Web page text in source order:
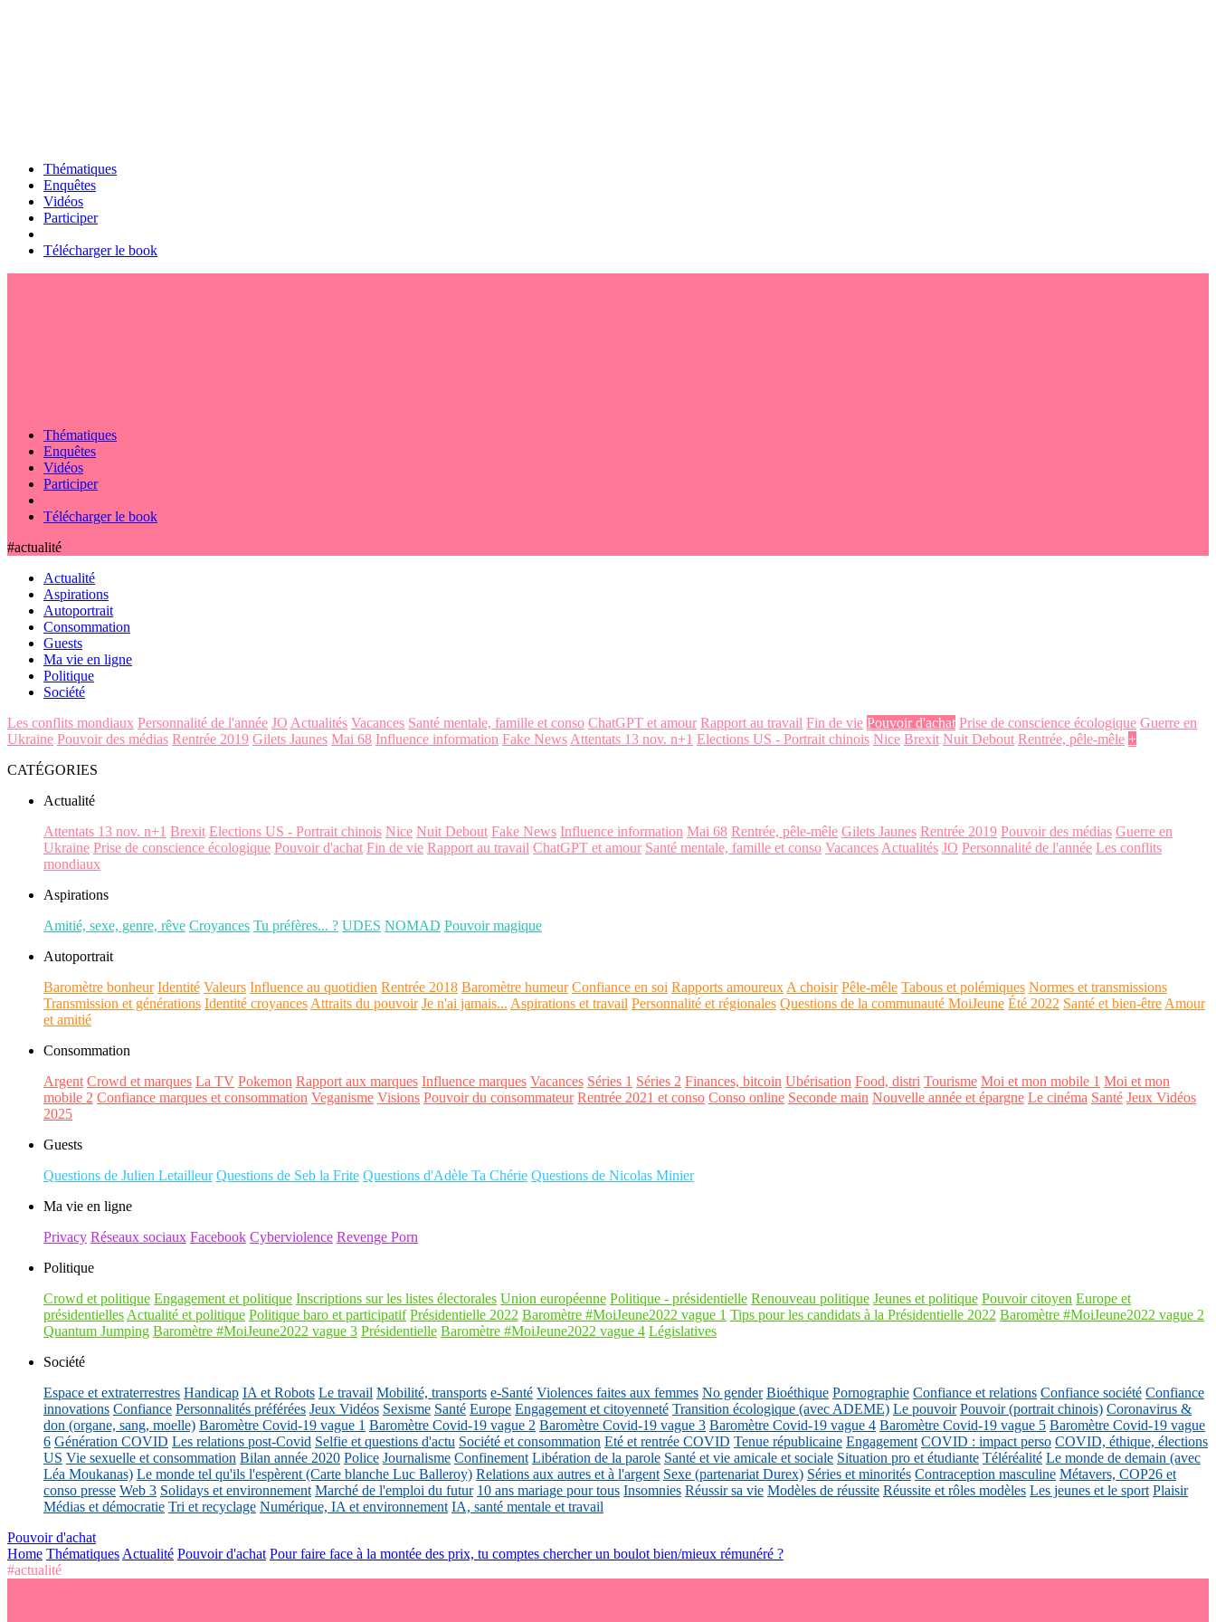
Thématiques
Enquêtes
Vidéos
Participer
Télécharger le book
Thématiques
Enquêtes
Vidéos
Participer
Télécharger le book
#actualité
Actualité
Aspirations
Autoportrait
Consommation
Guests
Ma vie en ligne
Politique
Société
Les conflits mondiaux Personnalité de l'année JO Actualités Vacances Santé mentale, famille et conso ChatGPT et amour Rapport au travail Fin de vie Pouvoir d'achat Prise de conscience écologique Guerre en
Ukraine Pouvoir des médias Rentrée 2019 Gilets Jaunes Mai 68 Influence information Fake News Attentats 13 nov. n+1 Elections US - Portrait chinois Nice Brexit Nuit Debout Rentrée, pêle-mêle +
CATÉGORIES
Actualité
Attentats 13 nov. n+1 Brexit Elections US - Portrait chinois Nice Nuit Debout Fake News Influence information Mai 68 Rentrée, pêle-mêle Gilets Jaunes Rentrée 2019 Pouvoir des médias Guerre en
Ukraine Prise de conscience écologique Pouvoir d'achat Fin de vie Rapport au travail ChatGPT et amour Santé mentale, famille et conso Vacances Actualités JO Personnalité de l'année Les conflits
mondiaux
Aspirations
Amitié, sexe, genre, rêve Croyances Tu préfères... ? UDES NOMAD Pouvoir magique
Autoportrait
Baromètre bonheur Identité Valeurs Influence au quotidien Rentrée 2018 Baromètre humeur Confiance en soi Rapports amoureux A choisir Pêle-mêle Tabous et polémiques Normes et transmissions
Transmission et générations Identité croyances Attraits du pouvoir Je n'ai jamais... Aspirations et travail Personnalité et régionales Questions de la communauté MoiJeune Été 2022 Santé et bien-être Amour
et amitié
Consommation
Argent Crowd et marques La TV Pokemon Rapport aux marques Influence marques Vacances Séries 1 Séries 2 Finances, bitcoin Ubérisation Food, distri Tourisme Moi et mon mobile 1 Moi et mon
mobile 2 Confiance marques et consommation Veganisme Visions Pouvoir du consommateur Rentrée 2021 et conso Conso online Seconde main Nouvelle année et épargne Le cinéma Santé Jeux Vidéos
2025
Guests
Questions de Julien Letailleur Questions de Seb la Frite Questions d'Adèle Ta Chérie Questions de Nicolas Minier
Ma vie en ligne
Privacy Réseaux sociaux Facebook Cyberviolence Revenge Porn
Politique
Crowd et politique Engagement et politique Inscriptions sur les listes électorales Union européenne Politique - présidentielle Renouveau politique Jeunes et politique Pouvoir citoyen Europe et
présidentielles Actualité et politique Politique baro et participatif Présidentielle 2022 Baromètre #MoiJeune2022 vague 1 Tips pour les candidats à la Présidentielle 2022 Baromètre #MoiJeune2022 vague 2
Quantum Jumping Baromètre #MoiJeune2022 vague 3 Présidentielle Baromètre #MoiJeune2022 vague 4 Législatives
Société
Espace et extraterrestres Handicap IA et Robots Le travail Mobilité, transports e-Santé Violences faites aux femmes No gender Bioéthique Pornographie Confiance et relations Confiance société Confiance
innovations Confiance Personnalités préférées Jeux Vidéos Sexisme Santé Europe Engagement et citoyenneté Transition écologique (avec ADEME) Le pouvoir Pouvoir (portrait chinois) Coronavirus &
don (organe, sang, moelle) Baromètre Covid-19 vague 1 Baromètre Covid-19 vague 2 Baromètre Covid-19 vague 3 Baromètre Covid-19 vague 4 Baromètre Covid-19 vague 5 Baromètre Covid-19 vague
6 Génération COVID Les relations post-Covid Selfie et questions d'actu Société et consommation Eté et rentrée COVID Tenue républicaine Engagement COVID : impact perso COVID, éthique, élections
US Vie sexuelle et consommation Bilan année 2020 Police Journalisme Confinement Libération de la parole Santé et vie amicale et sociale Situation pro et étudiante Téléréalité Le monde de demain (avec
Léa Moukanas) Le monde tel qu'ils l'espèrent (Carte blanche Luc Balleroy) Relations aux autres et à l'argent Sexe (partenariat Durex) Séries et minorités Contraception masculine Métavers, COP26 et
conso presse Web 3 Solidays et environnement Marché de l'emploi du futur 10 ans mariage pour tous Insomnies Réussir sa vie Modèles de réussite Réussite et rôles modèles Les jeunes et le sport Plaisir
Médias et démocratie Tri et recyclage Numérique, IA et environnement IA, santé mentale et travail
Pouvoir d'achat
Home Thématiques Actualité Pouvoir d'achat Pour faire face à la montée des prix, tu comptes chercher un boulot bien/mieux rémunéré ?
#actualité